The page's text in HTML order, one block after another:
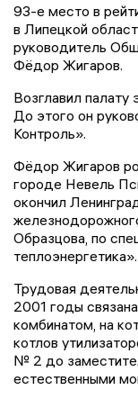
93-е место в
в Липецкой
руководитель
Фёдор Жигаров.
Возглавил палату
До этого он
Контроль».
Фёдор Жигаров
городе Невель
окончил
Образцова, по
теплоэнергетика».
Трудовая
2001 годы
комбинатом, на
котлов
№ 2 до
естественными